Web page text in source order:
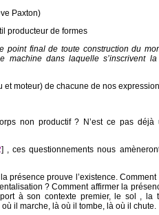
Paxton)
producteur de formes
final de toute construction du
machine dans laquelle s’inscrivent
et moteur) de chacune de nos
non productif ? N’est ce pas déjà
] , ces questionnements nous
présence prouve l’existence.
? Comment affirmer la
à son contexte premier, le sol , la
il marche, là où il tombe, là où il chute.